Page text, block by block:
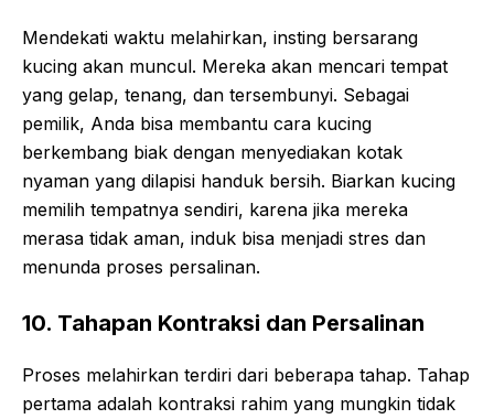
Mendekati waktu melahirkan, insting bersarang
kucing akan muncul. Mereka akan mencari tempat
yang gelap, tenang, dan tersembunyi. Sebagai
pemilik, Anda bisa membantu cara kucing
berkembang biak dengan menyediakan kotak
nyaman yang dilapisi handuk bersih. Biarkan kucing
memilih tempatnya sendiri, karena jika mereka
merasa tidak aman, induk bisa menjadi stres dan
menunda proses persalinan.
10. Tahapan Kontraksi dan Persalinan
Proses melahirkan terdiri dari beberapa tahap. Tahap
pertama adalah kontraksi rahim yang mungkin tidak